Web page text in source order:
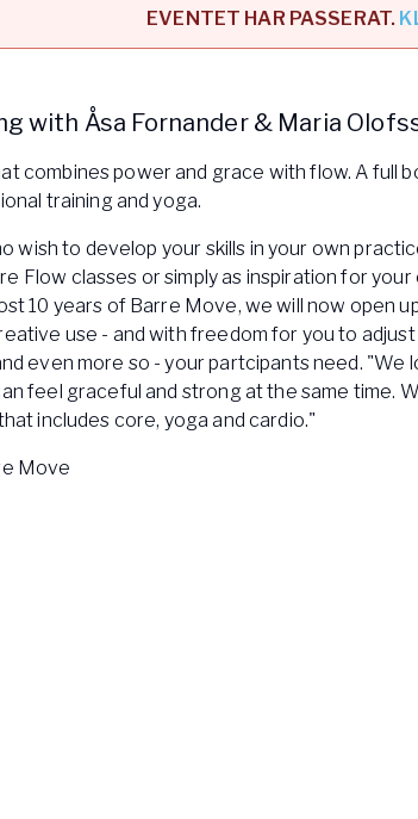
Arbetsgivare
Hotell & Konferens
EVENTET HAR PASSERAT.
with Åsa Fornander & Maria
combines power and grace with flow. A full
training and yoga.
wish to develop your skills in your own
Flow classes or simply as inspiration for your
10 years of Barre Move, we will now open
use - and with freedom for you to adjust
even more so - your partcipants need. "We
feel graceful and strong at the same time.
includes core, yoga and cardio."
Move